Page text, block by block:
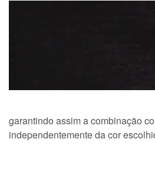
garantindo assim a combinação
independentemente da cor